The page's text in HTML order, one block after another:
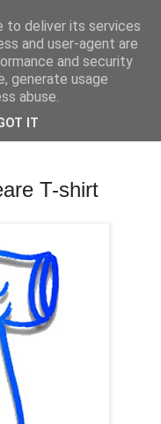
e digitale.
T-shirt
to deliver its services
and user-agent are
and security
generate usage
abuse.
IT